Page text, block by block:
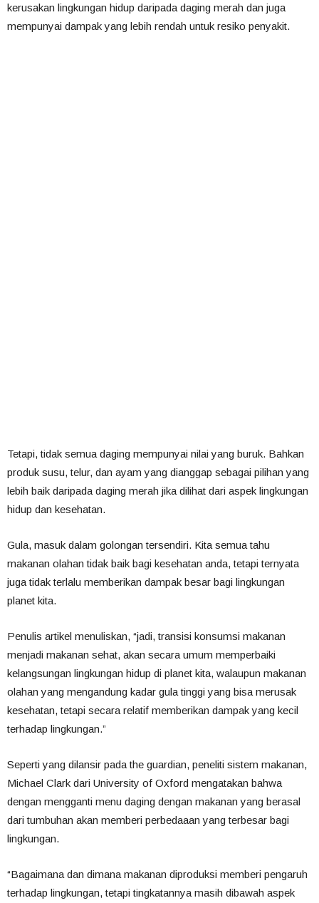
kerusakan lingkungan hidup daripada daging merah dan juga
mempunyai dampak yang lebih rendah untuk resiko penyakit.
Tetapi, tidak semua daging mempunyai nilai yang buruk. Bahkan
produk susu, telur, dan ayam yang dianggap sebagai pilihan yang
lebih baik daripada daging merah jika dilihat dari aspek lingkungan
hidup dan kesehatan.
Gula, masuk dalam golongan tersendiri. Kita semua tahu
makanan olahan tidak baik bagi kesehatan anda, tetapi ternyata
juga tidak terlalu memberikan dampak besar bagi lingkungan
planet kita.
Penulis artikel menuliskan, “jadi, transisi konsumsi makanan
menjadi makanan sehat, akan secara umum memperbaiki
kelangsungan lingkungan hidup di planet kita, walaupun makanan
olahan yang mengandung kadar gula tinggi yang bisa merusak
kesehatan, tetapi secara relatif memberikan dampak yang kecil
terhadap lingkungan.”
Seperti yang dilansir pada the guardian, peneliti sistem makanan,
Michael Clark dari University of Oxford mengatakan bahwa
dengan mengganti menu daging dengan makanan yang berasal
dari tumbuhan akan memberi perbedaaan yang terbesar bagi
lingkungan.
“Bagaimana dan dimana makanan diproduksi memberi pengaruh
terhadap lingkungan, tetapi tingkatannya masih dibawah aspek